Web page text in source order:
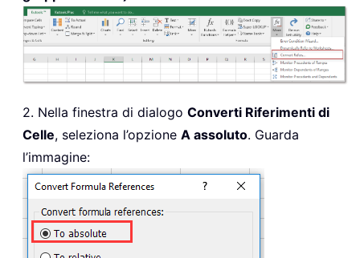
2. Nella finestra di dialogo Converti Riferimenti di
Celle, seleziona l’opzione A assoluto. Guarda
l’immagine: